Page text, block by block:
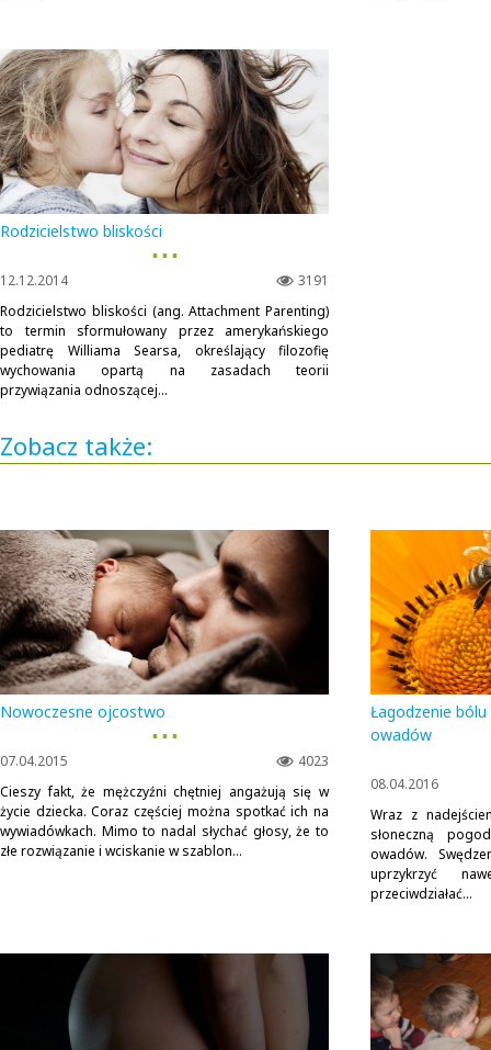
Rodzicielstwo bliskości
▪ ▪ ▪
3191
12.12.2014
Rodzicielstwo bliskości (ang. Attachment Parenting)
to termin sformułowany przez amerykańskiego
pediatrę Williama Searsa, określający filozofię
wychowania opartą na zasadach teorii
przywiązania odnoszącej...
Zobacz także:
Nowoczesne ojcostwo
▪ ▪ ▪
4023
07.04.2015
Cieszy fakt, że mężczyźni chętniej angażują się w
życie dziecka. Coraz częściej można spotkać ich na
wywiadówkach. Mimo to nadal słychać głosy, że to
złe rozwiązanie i wciskanie w szablon...
Łagodzenie
owadów
08.04.2016
Wraz z
słoneczną
owadów.
uprzykrzyć
przeciwdziałać...